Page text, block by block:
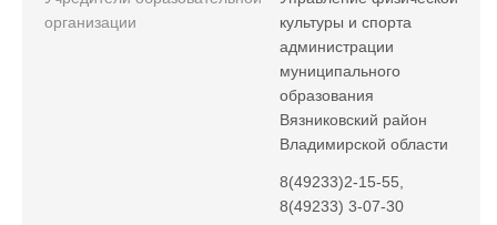
организации
культуры и спорта
администрации
муниципального
образования
Вязниковский район
Владимирской области
8(49233)2-15-55,
8(49233) 3-07-30